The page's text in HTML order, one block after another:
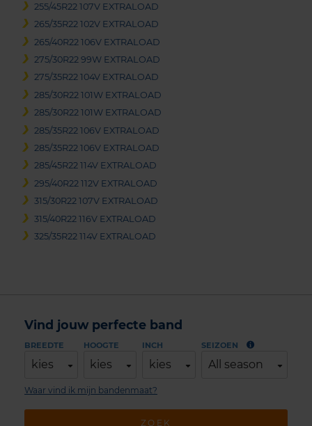
255/45R22 107V EXTRALOAD
265/35R22 102V EXTRALOAD
265/40R22 106V EXTRALOAD
275/30R22 99W EXTRALOAD
275/35R22 104V EXTRALOAD
285/30R22 101W EXTRALOAD
285/30R22 101W EXTRALOAD
285/35R22 106V EXTRALOAD
285/35R22 106V EXTRALOAD
285/45R22 114V EXTRALOAD
295/40R22 112V EXTRALOAD
315/30R22 107V EXTRALOAD
315/40R22 116V EXTRALOAD
325/35R22 114V EXTRALOAD
Vind jouw perfecte band
BREEDTE
kies
HOOGTE
kies
INCH
kies
SEIZOEN
All season
ZOEK
Waar vind ik mijn bandenmaat?